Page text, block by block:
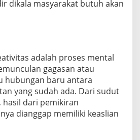
dikala masyarakat butuh akan
adalah proses mental
gagasan atau
hubungan baru antara
yang sudah ada. Dari sudut
hasil dari pemikiran
dianggap memiliki keaslian